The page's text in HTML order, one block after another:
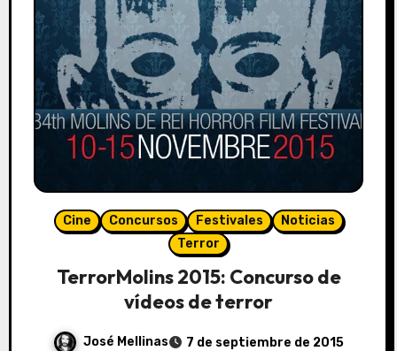
Cine Concursos Festivales
Noticias
Terror
TerrorMolins 2015: Concurso de
vídeos de terror
José Mellinas 7 de septiembre de 2015